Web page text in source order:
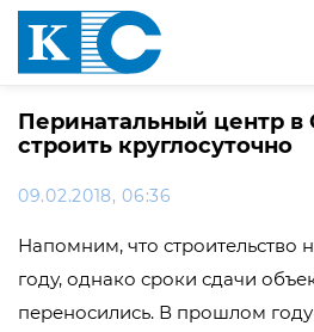
Перинатальный центр в
строить круглосуточно
09.02.2018, 06:36
Напомним, что строительство
году, однако сроки сдачи
переносились. В прошлом